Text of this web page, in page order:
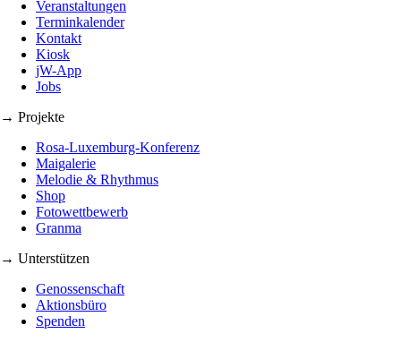
Veranstaltungen
Terminkalender
Kontakt
Kiosk
jW-App
Jobs
→ Projekte
Rosa-Luxemburg-Konferenz
Maigalerie
Melodie & Rhythmus
Shop
Fotowettbewerb
Granma
→ Unterstützen
Genossenschaft
Aktionsbüro
Spenden